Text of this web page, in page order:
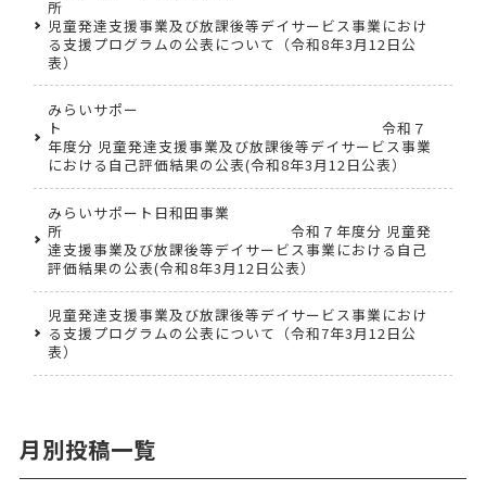
児童発達支援事業及び放課後等デイサービス事業におけ
る支援プログラムの公表について（令和8年3月12日公
表）
みらいサポー
ト 令和７
年度分 児童発達支援事業及び放課後等デイサービス事業
における自己評価結果の公表(令和8年3月12日公表）
みらいサポート日和田事業
所 令和７年度分 児童発
達支援事業及び放課後等デイサービス事業における自己
評価結果の公表(令和8年3月12日公表）
児童発達支援事業及び放課後等デイサービス事業におけ
る支援プログラムの公表について（令和7年3月12日公
表）
月別投稿一覧